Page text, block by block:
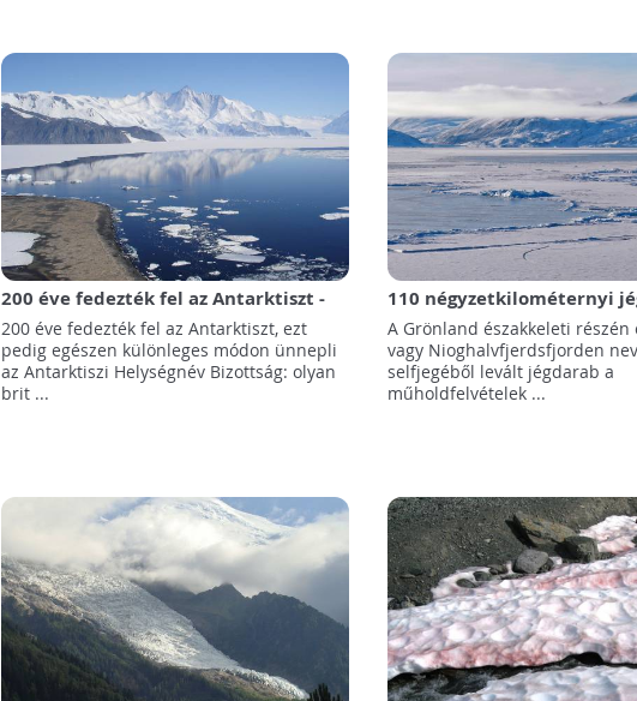
200 éve fedezték fel az Antarktiszt -
Brit tudósokról nevezik el az
Antarktisz hegyeit és gleccsereit
200 éve fedezték fel az Antarktiszt, ezt
pedig egészen különleges módon ünnepli
az Antarktiszi Helységnév Bizottság: olyan
brit ...
110 négyzetkilométernyi
tört le az Északi-sark
selfjegéből!
A Grönland északkeleti
vagy Nioghalvfjerdsfjorden
selfjegéből levált jégdarab a
műholdfelvételek ...